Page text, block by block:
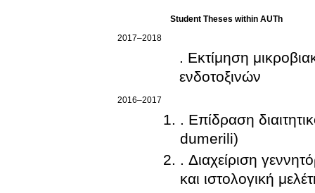
Student Theses within AUTh
2017–2018
. Εκτίμηση
ενδοτοξινών
2016–2017
. Επίδραση
dumerili)
. Διαχείριση
και ιστολογική